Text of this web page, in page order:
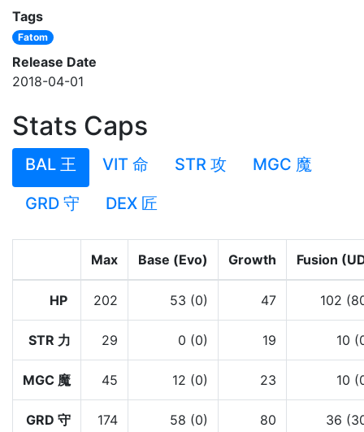
Tags
Fatom
Release Date
2018-04-01
Stats Caps
BAL 王 VIT 命 STR 攻
MGC 魔
GRD 守
DEX 匠
Max Base (Evo) Growth Fusion
HP 202 53 (0) 47 102
STR 力 29 0 (0) 19 10
MGC 魔 45 12 (0) 23 10
GRD 守 174 58 (0) 80 36